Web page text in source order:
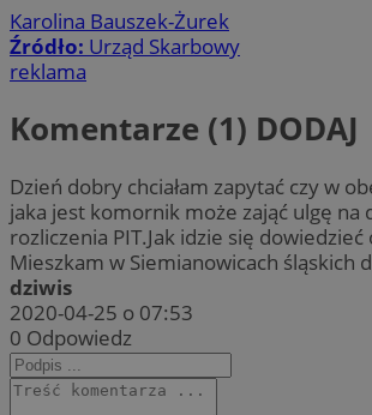
Karolina Bauszek-Żurek
Źródło: Urząd Skarbowy
reklama
Komentarze (1) DODAJ
Dzień dobry chciałam zapytać czy w
jaka jest komornik może zająć ulgę na
rozliczenia PIT.Jak idzie się
Mieszkam w Siemianowicach śląskich
dziwis
2020-04-25 o 07:53
0 Odpowiedz